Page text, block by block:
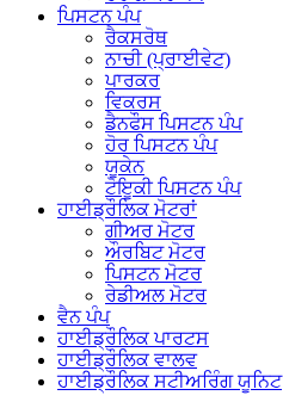
ਪਿਸਟਨ ਪੰਪ
ਰੈਕਸਰੋਥ
ਨਾਚੀ (ਪ੍ਰਾਈਵੇਟ)
ਪਾਰਕਰ
ਵਿਕਰਸ
ਡੈਨਫੌਸ ਪਿਸਟਨ ਪੰਪ
ਹੋਰ ਪਿਸਟਨ ਪੰਪ
ਯੂਕੇਨ
ਟੋਇੂਕੀ ਪਿਸਟਨ ਪੰਪ
ਹਾਈਡ੍ਰੌਲਿਕ ਮੋਟਰਾਂ
ਗੀਅਰ ਮੋਟਰ
ਔਰਬਿਟ ਮੋਟਰ
ਪਿਸਟਨ ਮੋਟਰ
ਰੇਡੀਅਲ ਮੋਟਰ
ਵੈਨ ਪੰਪ
ਹਾਈਡ੍ਰੌਲਿਕ ਪਾਰਟਸ
ਹਾਈਡ੍ਰੌਲਿਕ ਵਾਲਵ
ਹਾਈਡ੍ਰੌਲਿਕ ਸਟੀਅਰਿੰਗ ਯੂਨਿਟ